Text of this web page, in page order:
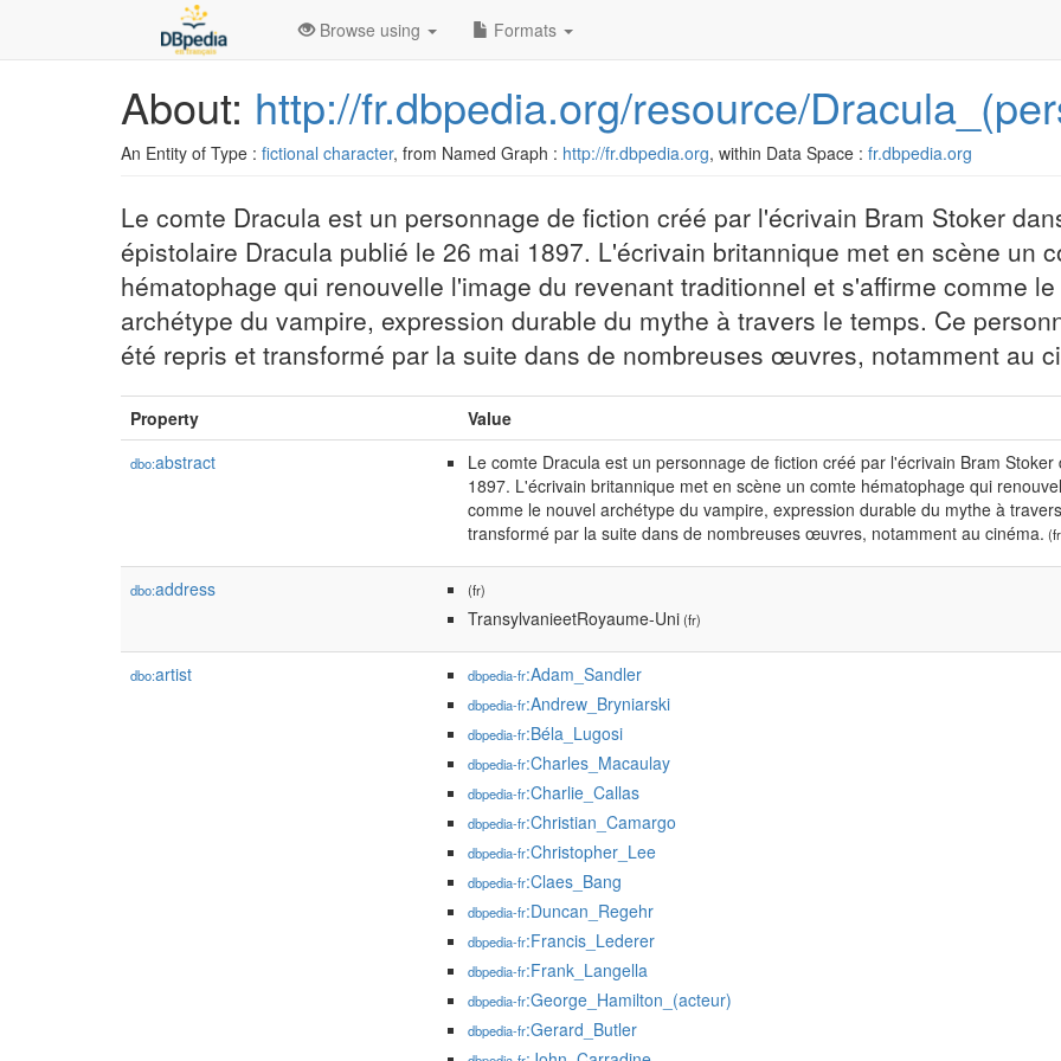
Browse using Formats
About: http://fr.dbpedia.org/resource/
An Entity of Type : fictional character, from Named Graph : http://fr.dbpedia.org, within Data Space : fr.dbpedia.org
Le comte Dracula est un personnage de fiction créé par l'écrivain Bram Stoker
épistolaire Dracula publié le 26 mai 1897. L'écrivain britannique met en scène un
hématophage qui renouvelle l'image du revenant traditionnel et s'affirme comme
archétype du vampire, expression durable du mythe à travers le temps. Ce
été repris et transformé par la suite dans de nombreuses œuvres, notamment au
Property Value
dbo:abstract
Le comte Dracula est un personnage de fiction créé par l'écrivain Bram
1897. L'écrivain britannique met en scène un comte hématophage qui
comme le nouvel archétype du vampire, expression durable du mythe à
transformé par la suite dans de nombreuses œuvres, notamment au cinéma.
dbo:address (fr)
TransylvanieetRoyaume-Uni(fr)
dbo:artist dbpedia-fr:Adam_Sandler
dbpedia-fr:Andrew_Bryniarski
dbpedia-fr:Béla_Lugosi
dbpedia-fr:Charles_Macaulay
dbpedia-fr:Charlie_Callas
dbpedia-fr:Christian_Camargo
dbpedia-fr:Christopher_Lee
dbpedia-fr:Claes_Bang
dbpedia-fr:Duncan_Regehr
dbpedia-fr:Francis_Lederer
dbpedia-fr:Frank_Langella
dbpedia-fr:George_Hamilton_(acteur)
dbpedia-fr:Gerard_Butler